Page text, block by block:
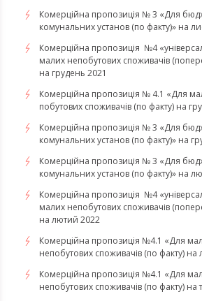
Комерційна пропозиція № 3 «Для
комунальних установ (по факту)» на
Комерційна пропозиція №4
малих непобутових споживачів
на грудень 2021
Комерційна пропозиція № 4.1 «Для
побутових споживачів (по факту) на
Комерційна пропозиція № 3 «Для
комунальних установ (по факту)» на
​​​​​​Комерційна пропозиція № 3 «Для
комунальних установ (по факту)» на
Комерційна пропозиція №4
малих непобутових споживачів
на лютий 2022
​​​​​​​Комерційна пропозиція №4.1 «Для
непобутових споживачів (по факту)
Комерційна пропозиція №4.1 «Для
непобутових споживачів (по факту) на